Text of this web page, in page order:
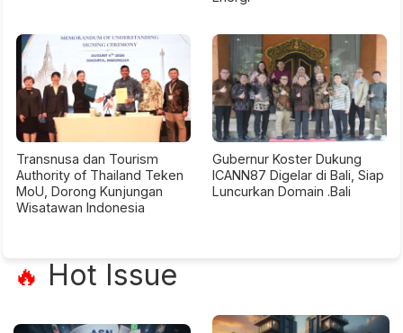
Transnusa dan Tourism
Authority of Thailand Teken
MoU, Dorong Kunjungan
Wisatawan Indonesia
Gubernur Koster Dukung
ICANN87 Digelar di Bali, Siap
Luncurkan Domain .Bali
🔥 Hot Issue